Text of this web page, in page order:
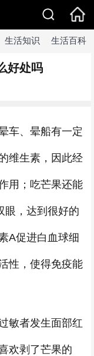
生活知识 生活百科
好处吗
车、晕船有一定
维生素，因此经
用；吃芒果还能
眼，达到很好的
A促进白血球细
性，使得免疫能
敏者发生面部红
欢剥了芒果的